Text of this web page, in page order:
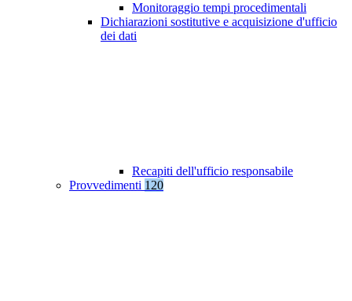
Monitoraggio tempi procedimentali
Dichiarazioni sostitutive e acquisizione d'ufficio
dei dati
Recapiti dell'ufficio responsabile
Provvedimenti 120